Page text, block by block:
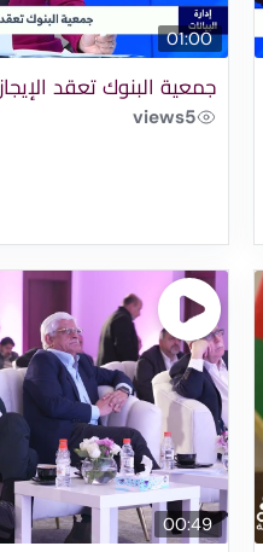
01:00
جمعية البنوك تعقد الإيجاز
5
views
00:49